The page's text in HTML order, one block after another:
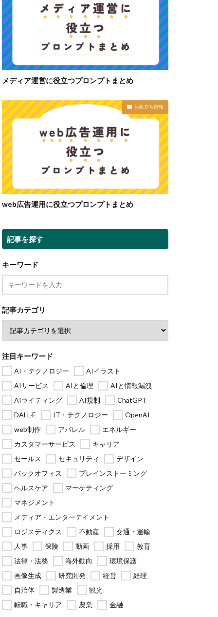
メディア運営に役立つプロンプトまとめ
お役立ち情報
web広告運用に役立つプロンプトまとめ
記事を探す
キーワード
記事カテゴリ
注目キーワード
AI・テクノロジー
AIイラスト
AIサービス
AIと倫理
AIと情報漏洩
AIライティング
AI規制
ChatGPT
DALL·E
IT・テクノロジー
OpenAI
web制作
アパレル
エネルギー
カスタマーサービス
キャリア
セールス
セキュリティ
デザイン
バックオフィス
ブレインストーミング
ヘルスケア
マーケティング
マネジメント
メディア・エンターテイメント
ロジスティクス
不動産
交通・運輸
人事
保険 動画 採用
教育
法律・法務
海外動向
環境保護
画像生成
研究開発 経営
経理
自治体
製造業
観光
転職・キャリア
農業 金融